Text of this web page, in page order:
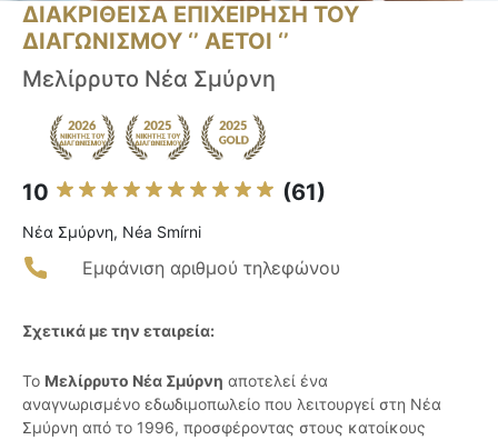
ΔΙΑΚΡΙΘΕΙΣΑ ΕΠΙΧΕΙΡΗΣΗ ΤΟΥ
ΔΙΑΓΩΝΙΣΜΟΥ ‘’ ΑΕΤΟΙ ‘’
Μελίρρυτο Νέα Σμύρνη
10 (61)
Νέα Σμύρνη, Néa Smírni
Εμφάνιση αριθμού τηλεφώνου
Σχετικά με την εταιρεία:
Το Μελίρρυτο Νέα Σμύρνη αποτελεί ένα
αναγνωρισμένο εδωδιμοπωλείο που λειτουργεί στη Νέα
Σμύρνη από το 1996, προσφέροντας στους κατοίκους